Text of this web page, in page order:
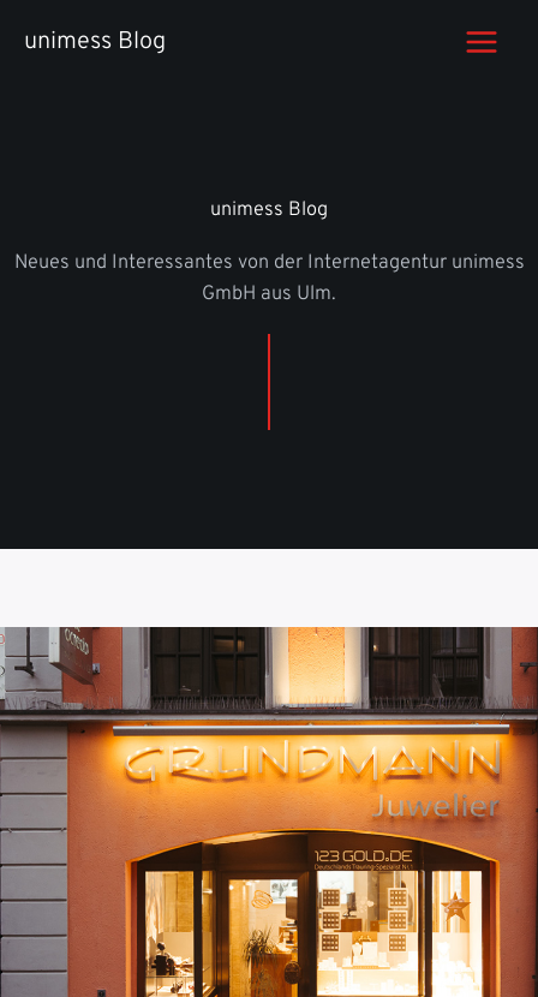
Inhaltunimess Blog
unimess Blog
Neues und Interessantes von der Internetagentur unimess
GmbH aus Ulm.
SEITE
SEITESEITESEITE